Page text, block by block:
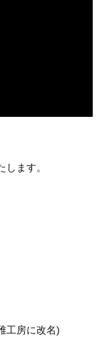
ます。
工房に改名)